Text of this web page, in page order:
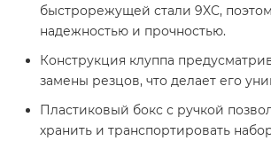
быстрорежущей стали 9XC,
надежностью и прочностью.
Конструкция клуппа
замены резцов, что делает его
Пластиковый бокс с ручкой
хранить и транспортировать